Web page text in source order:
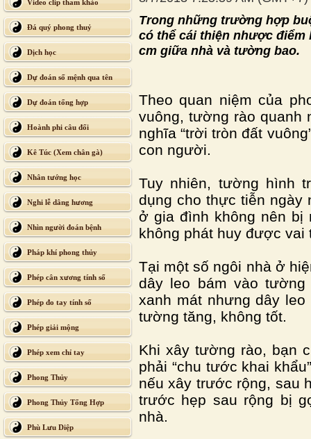
Video clip tham khảo
Đá quý phong thuỷ
Dịch học
Dự đoán số mệnh qua tên
Dự đoán tổng hợp
Hoành phi câu đối
Kê Túc (Xem chân gà)
Nhân tướng học
Nghi lễ dâng hương
Nhìn người đoán bệnh
Pháp khí phong thủy
Phép cân xương tính số
Phép đo tay tính số
Phép giải mộng
Phép xem chỉ tay
Phong Thủy
Phong Thủy Tổng Hợp
Phù Lưu Diệp
Trong những trường hợp
có thể cái thiện nhược điểm
cm giữa nhà và tường bao.
Theo quan niệm của
vuông, tường rào quanh
nghĩa “trời tròn đất
con người.
Tuy nhiên, tường hình
dụng cho thực tiễn ngày
ở gia đình không nên bị
không phát huy được vai
Tại một số ngôi nhà ở
dây leo bám vào
xanh mát nhưng dây
tường tăng, không tốt.
Khi xây tường rào, bạn
phải “chu tước khai
nếu xây trước rộng, sau
trước hẹp sau rộng bị
nhà.